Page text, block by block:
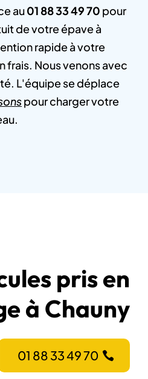
au01 88 33 49 70 pour
de votre épave à
rapide à votre
frais. Nous venons avec
L'équipe se déplace
pour charger votre
pris en
à Chauny
01 88 33 49 70